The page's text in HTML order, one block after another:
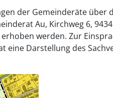
der Gemeinderäte über
Au, Kirchweg 6,
werden. Zur
Darstellung des